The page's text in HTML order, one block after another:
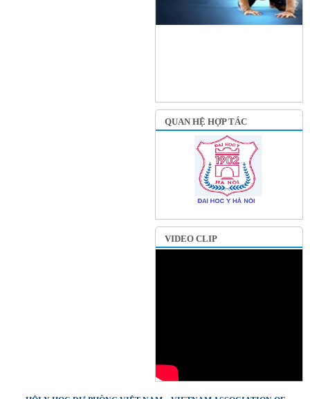
QUAN HỆ HỢP TÁC
VIDEO CLIP